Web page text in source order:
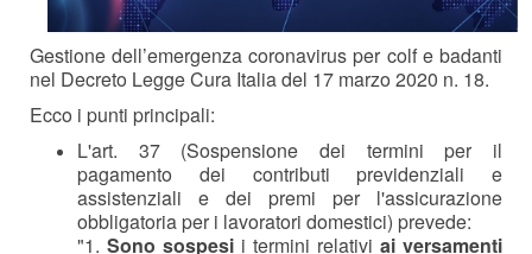
Gestione dell’emergenza coronavirus per colf e badanti
nel Decreto Legge Cura Italia del 17 marzo 2020 n. 18.
Ecco i punti principali:
L'art. 37 (Sospensione dei termini per il
pagamento dei contributi previdenziali e
assistenziali e dei premi per l'assicurazione
obbligatoria per i lavoratori domestici) prevede:
"1. Sono sospesi i termini relativi ai versamenti